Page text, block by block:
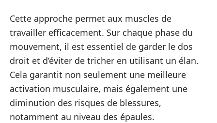
Cette approche permet aux muscles de
travailler efficacement. Sur chaque phase du
mouvement, il est essentiel de garder le dos
droit et d’éviter de tricher en utilisant un élan.
Cela garantit non seulement une meilleure
activation musculaire, mais également une
diminution des risques de blessures,
notamment au niveau des épaules.